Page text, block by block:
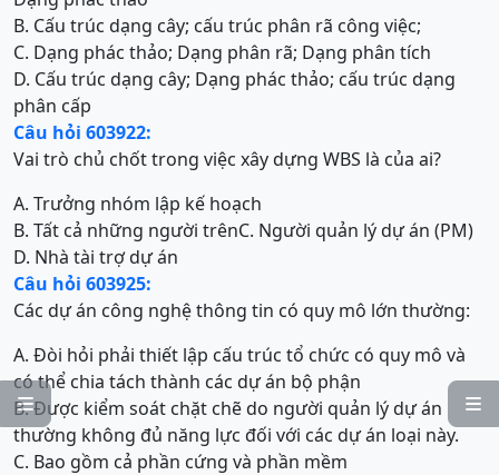


B. Cấu trúc dạng cây; cấu trúc phân rã công việc;
C. Dạng phác thảo; Dạng phân rã; Dạng phân tích
D. Cấu trúc dạng cây; Dạng phác thảo; cấu trúc dạng
phân cấp
Câu hỏi 603922:
Vai trò chủ chốt trong việc xây dựng WBS là của ai?
A. Trưởng nhóm lập kế hoạch
B. Tất cả những người trênC. Người quản lý dự án (PM)
D. Nhà tài trợ dự án
Câu hỏi 603925:
Các dự án công nghệ thông tin có quy mô lớn thường:
A. Đòi hỏi phải thiết lập cấu trúc tổ chức có quy mô và
có thể chia tách thành các dự án bộ phận
B. Được kiểm soát chặt chẽ do người quản lý dự án
thường không đủ năng lực đối với các dự án loại này.
C. Bao gồm cả phần cứng và phần mềm